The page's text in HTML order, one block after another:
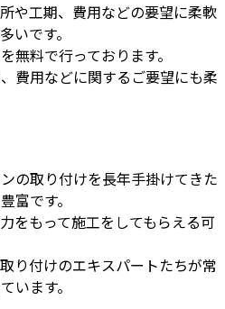
や工期、費用などの要望に柔軟
いです。
無料で行っております。
費用などに関するご要望にも柔
の取り付けを長年手掛けてきた
富です。
をもって施工をしてもらえる可
り付けのエキスパートたちが常
います。